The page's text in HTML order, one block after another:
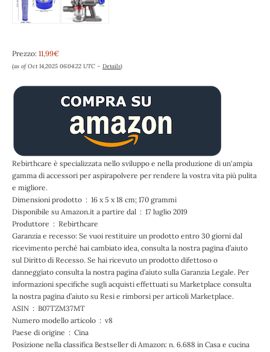
Prezzo: 11,99€
(as of Oct 14,2025 06:04:22 UTC – Details)
Rebirthcare è specializzata nello sviluppo e nella produzione di un'ampia
gamma di accessori per aspirapolvere per rendere la vostra vita più pulita
e migliore.
Dimensioni prodotto ‏ : ‎ 16 x 5 x 18 cm; 170 grammi
Disponibile su Amazon.it a partire dal ‏ : ‎ 17 luglio 2019
Produttore ‏ : ‎ Rebirthcare
Garanzia e recesso: Se vuoi restituire un prodotto entro 30 giorni dal
ricevimento perché hai cambiato idea, consulta la nostra pagina d’aiuto
sul Diritto di Recesso. Se hai ricevuto un prodotto difettoso o
danneggiato consulta la nostra pagina d’aiuto sulla Garanzia Legale. Per
informazioni specifiche sugli acquisti effettuati su Marketplace consulta
la nostra pagina d’aiuto su Resi e rimborsi per articoli Marketplace.
ASIN ‏ : ‎ B07TZM37MT
Numero modello articolo ‏ : ‎ v8
Paese di origine ‏ : ‎ Cina
Posizione nella classifica Bestseller di Amazon: n. 6.688 in Casa e cucina